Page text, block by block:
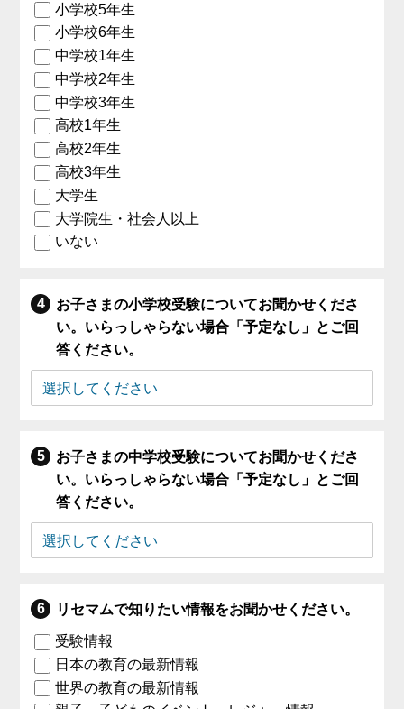
小学校5年生
小学校6年生
中学校1年生
中学校2年生
中学校3年生
高校1年生
高校2年生
高校3年生
大学生
大学院生・社会人以上
いない
お子さまの小学校受験についてお聞かせくださ
い。いらっしゃらない場合「予定なし」とご回
答ください。
お子さまの中学校受験についてお聞かせくださ
い。いらっしゃらない場合「予定なし」とご回
答ください。
リセマムで知りたい情報をお聞かせください。
受験情報
日本の教育の最新情報
世界の教育の最新情報